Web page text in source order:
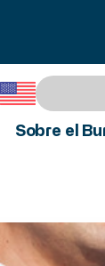
Sobre el